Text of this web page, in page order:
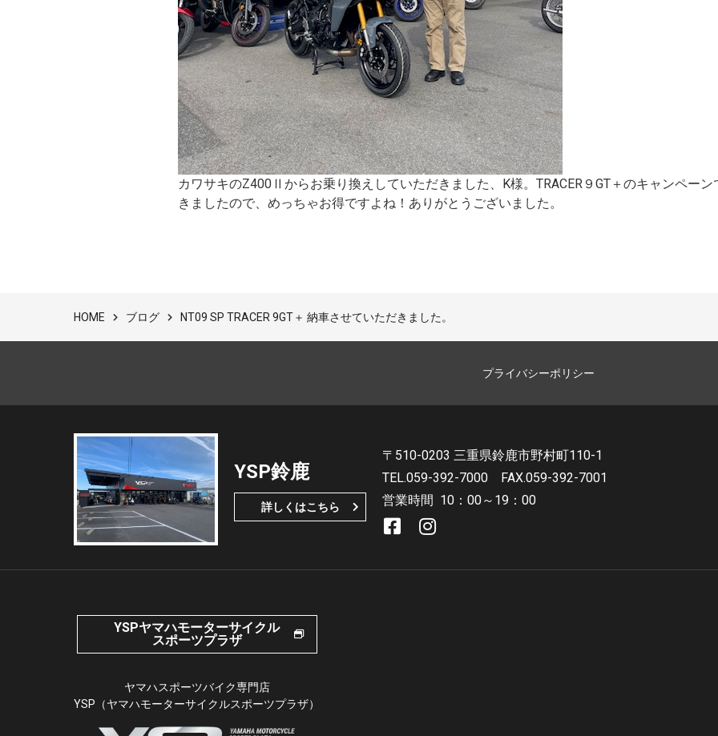
カワサキのZ400Ⅱからお乗り換えしていただきました、K様。TRACER９GT＋のキャンペーン
きましたので、めっちゃお得ですよね！ありがとうございました。
HOME ブログ NT09 SP TRACER 9GT＋ 納車させていただきました。
プライバシーポリシー
YSP鈴鹿
詳しくはこちら
〒510-0203 三重県鈴鹿市野村町110-1
TEL.059-392-7000
FAX.059-392-7001
営業時間 10：00～19：00
YSPヤマハモーターサイクル
スポーツプラザ
ヤマハスポーツバイク専門店
YSP（ヤマハモーターサイクルスポーツプラザ）